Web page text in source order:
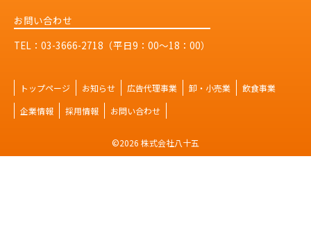
お問い合わせ
TEL：03-3666-2718（平日9：00～18：00）
トップページ お知らせ 広告代理事業 卸・小売業
飲食事業
企業情報
採用情報 お問い合わせ
©2026 株式会社八十五